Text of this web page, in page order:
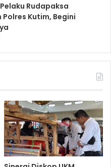
Rudapaksa
Kutim, Begini